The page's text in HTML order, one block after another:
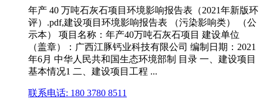
年产 40 万吨石灰石项目环境影响报告表（2021年新版环
评）.pdf,建设项目环境影响报告表 （污染影响类） （公
示本） 项目名称：年产40万吨石灰石项目 建设单位
（盖章）：广西江豚钙业科技有限公司 编制日期：2021
年6月 中华人民共和国生态环境部制 目录 一、建设项目
基本情况1 二、建设项目工程 ...
联系电话: 180 3780 8511